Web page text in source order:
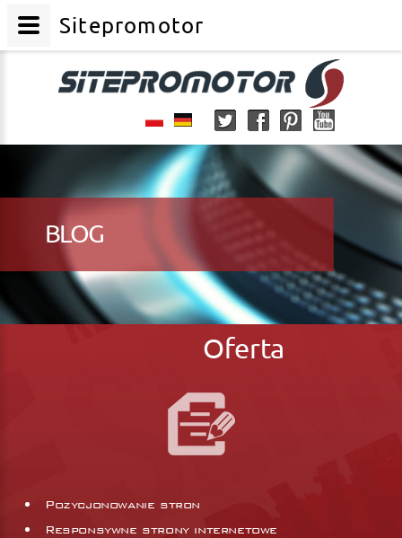
BLOG
Oferta
Pozycjonowanie stron
Responsywne strony internetowe
Sitepromotor